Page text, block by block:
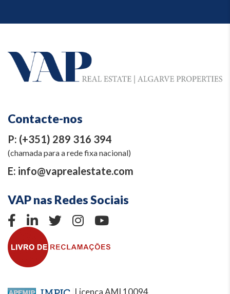
Contacte-nos
P: (+351) 289 316 394
(chamada para a rede fixa nacional)
E: info@vaprealestate.com
VAP nas Redes Sociais
Licença AMI 10094